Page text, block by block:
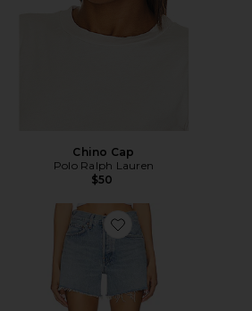
Chino Cap
Polo Ralph Lauren
$50
Favorite Parker Long Short